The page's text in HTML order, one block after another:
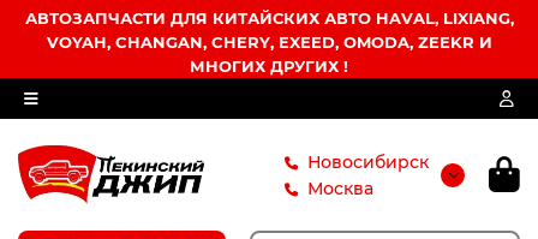
АВТОЗАПЧАСТИ ДЛЯ КИТАЙСКИХ АВТО HAVAL, LIXIANG,
VOYAH, CHANGAN, CHERY, EXEED, OMODA, ZEEKR И
МНОГИХ ДРУГИХ !
Новосибирск
Москва